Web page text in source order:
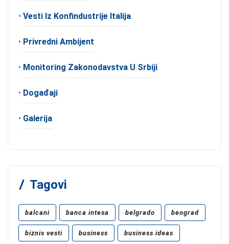
• Vesti Iz Konfindustrije Italija
• Privredni Ambijent
• Monitoring Zakonodavstva U Srbiji
• Događaji
• Galerija
Tagovi
balcani banca intesa belgrado beograd
biznis vesti business business ideas